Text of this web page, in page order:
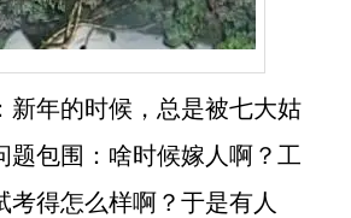
新年的时候，总是被七大姑
题包围：啥时候嫁人啊？工
考得怎么样啊？于是有人